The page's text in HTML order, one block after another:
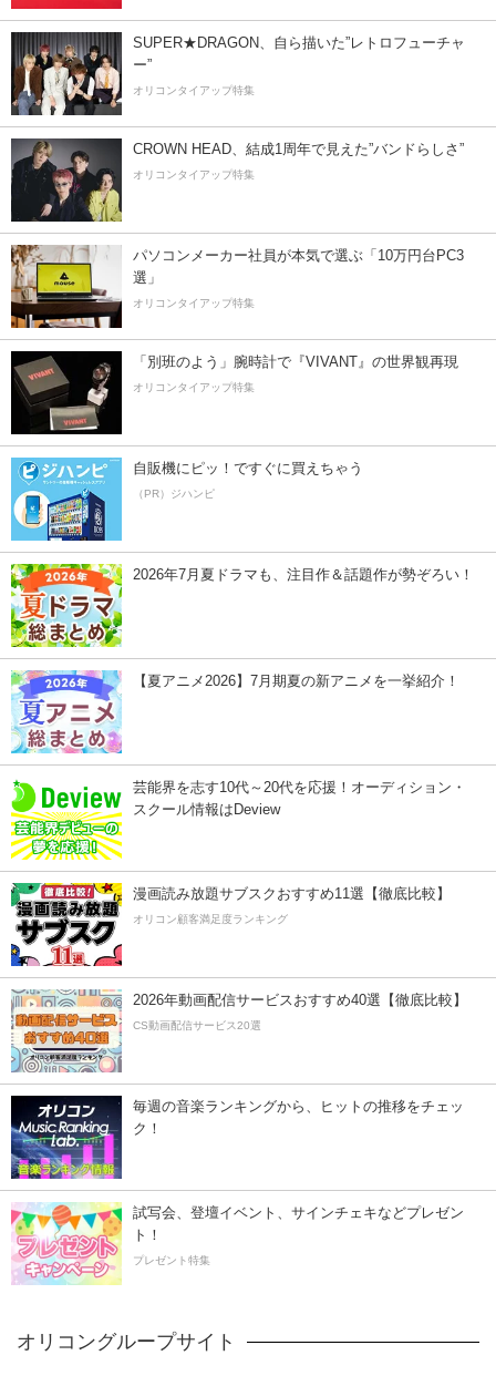
SUPER★DRAGON、自ら描いた”レトロフューチャ
ー”
オリコンタイアップ特集
CROWN HEAD、結成1周年で見えた”バンドらしさ”
オリコンタイアップ特集
パソコンメーカー社員が本気で選ぶ「10万円台PC3
選」
オリコンタイアップ特集
「別班のよう」腕時計で『VIVANT』の世界観再現
オリコンタイアップ特集
自販機にピッ！ですぐに買えちゃう
（PR）ジハンピ
2026年7月夏ドラマも、注目作＆話題作が勢ぞろい！
【夏アニメ2026】7月期夏の新アニメを一挙紹介！
芸能界を志す10代～20代を応援！オーディション・
スクール情報はDeview
漫画読み放題サブスクおすすめ11選【徹底比較】
オリコン顧客満足度ランキング
2026年動画配信サービスおすすめ40選【徹底比較】
CS動画配信サービス20選
毎週の音楽ランキングから、ヒットの推移をチェッ
ク！
試写会、登壇イベント、サインチェキなどプレゼン
ト！
プレゼント特集
オリコングループサイト